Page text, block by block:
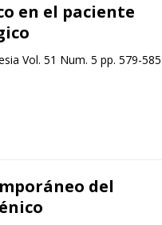
en el paciente
Vol. 51 Num. 5 pp. 579-585
del